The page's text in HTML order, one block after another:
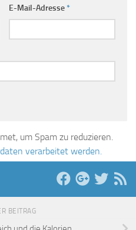
E-Mail-Adresse*
um Spam zu reduzieren.
verarbeitet werden.
BEITRAG